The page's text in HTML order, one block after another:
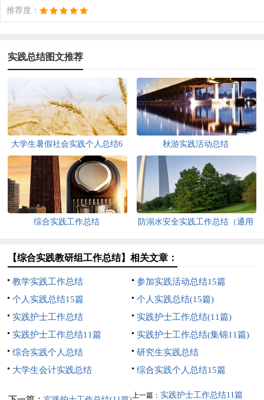
推荐度：
实践总结图文推荐
大学生暑假社会实践个人总结6
篇
秋游实践活动总结
综合实践工作总结
防溺水安全实践工作总结（通用
【综合实践教研组工作总结】相关文章：
教学实践工作总结
参加实践活动总结15篇
个人实践总结15篇
个人实践总结(15篇)
实践护士工作总结
实践护士工作总结(11篇)
实践护士工作总结11篇
实践护士工作总结(集锦11篇)
综合实践个人总结
研究生实践总结
大学生会计实践总结
综合实践个人总结15篇
上一篇： 实践护士工作总结11篇